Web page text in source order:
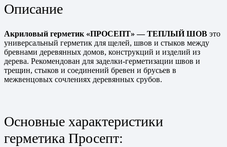
Описание
Акриловый герметик «ПРОСЕПТ» — ТЕПЛЫЙ ШОВ это
универсальный герметик для щелей, швов и стыков между
бревнами деревянных домов, конструкций и изделий из
дерева. Рекомендован для заделки-герметизации швов и
трещин, стыков и соединений бревен и брусьев в
межвенцовых сочлениях деревянных срубов.
Основные характеристики
герметика Просепт: